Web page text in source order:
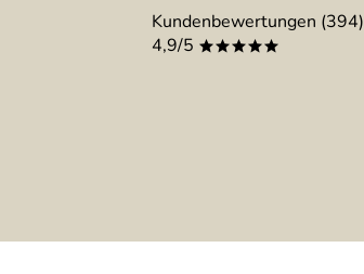
Kundenbewertungen (394)
4,9/5 *****